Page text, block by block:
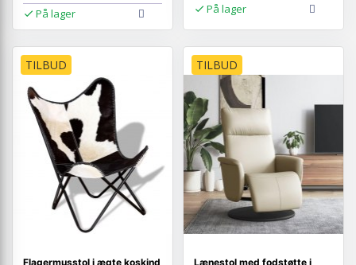
På lager På lager
TILBUD
Flagermusstol i ægte koskind
TILBUD
Lænestol med fodstøtte i